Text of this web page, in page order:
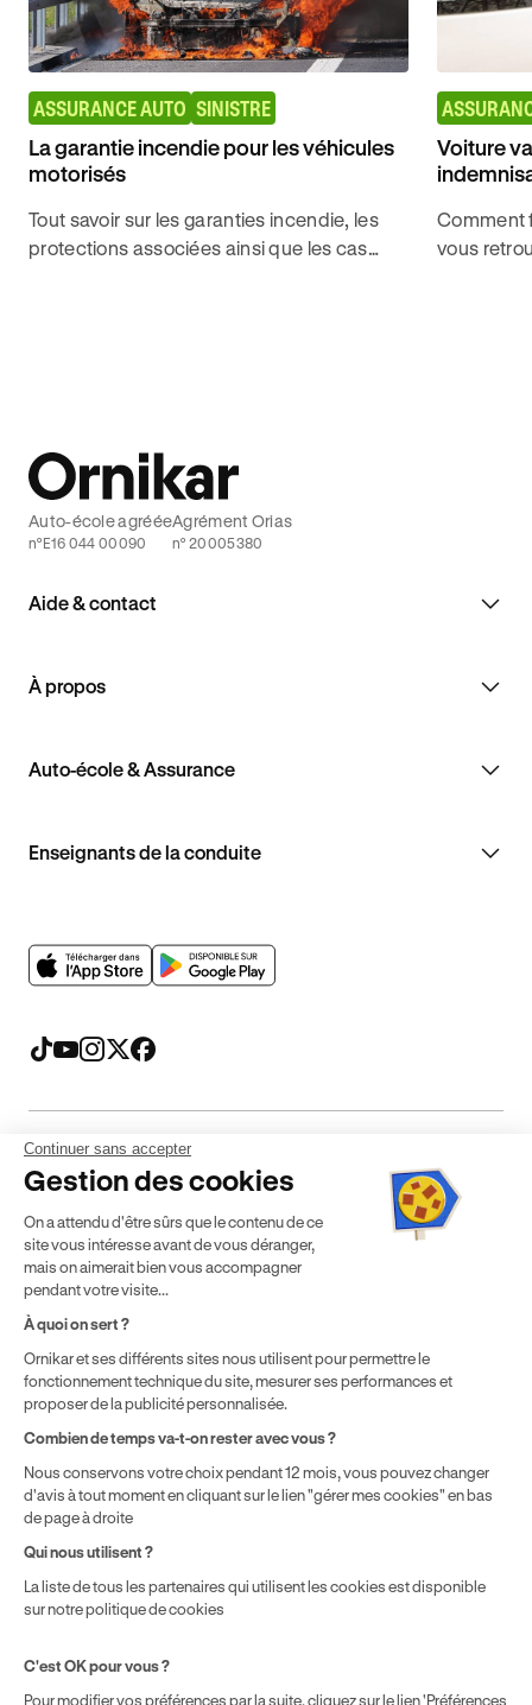
ASSURANCE AUTO SINISTRE
La garantie incendie pour les véhicules
motorisés
Tout savoir sur les garanties incendie, les
protections associées ainsi que les cas
Voiture
Comment
vous
Aide & contact
À propos
Auto-école & Assurance
Enseignants de la conduite
Auto-école agréée
n°E16 044 00090
Agrément Orias
n° 20005380
Mentions légales CGV CGU Politique de confidentialité
* Détail des conditions de nos offres
localisation géographique et du type de formules que vous
achetez comme détaillé dans nosConditions Générales de
Vente.
Continuer sans accepter
Gestion des cookies
On a attendu d'être sûrs que le contenu de ce
site vous intéresse avant de vous déranger,
mais on aimerait bien vous accompagner
pendant votre visite...
À quoi on sert ?
Ornikar et ses différents sites nous utilisent pour permettre le
fonctionnement technique du site, mesurer ses performances et
proposer de la publicité personnalisée.
Combien de temps va-t-on rester avec vous ?
Nous conservons votre choix pendant 12 mois, vous pouvez changer
d'avis à tout moment en cliquant sur le lien "gérer mes cookies" en bas
de page à droite
Qui nous utilisent ?
La liste de tous les partenaires qui utilisent les cookies est disponible
sur notre politique de cookies
C'est OK pour vous ?
Pour modifier vos préférences par la suite, cliquez sur le lien 'Préférences